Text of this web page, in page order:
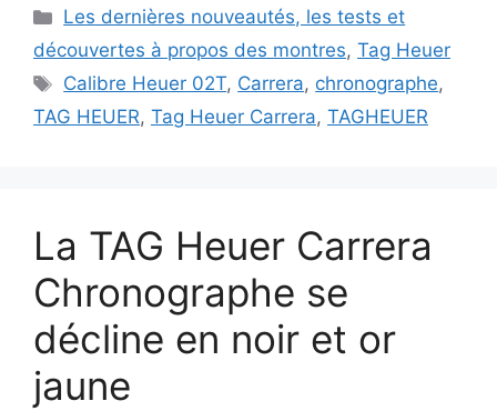
Catégories
Les dernières nouveautés, les tests et
découvertes à propos des montres, Tag Heuer
Étiquettes
Calibre Heuer 02T, Carrera, chronographe,
TAG HEUER, Tag Heuer Carrera, TAGHEUER
La TAG Heuer Carrera
Chronographe se
décline en noir et or
jaune